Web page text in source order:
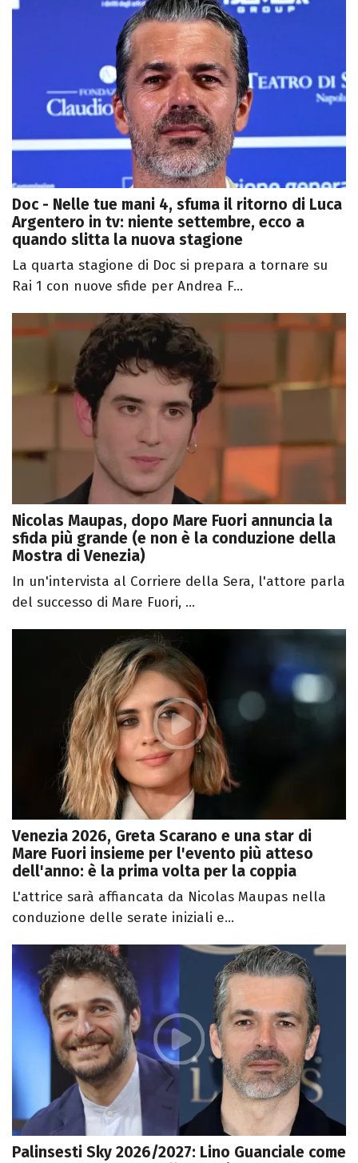
Doc - Nelle tue mani 4, sfuma il ritorno di Luca
Argentero in tv: niente settembre, ecco a
quando slitta la nuova stagione
La quarta stagione di Doc si prepara a tornare su
Rai 1 con nuove sfide per Andrea F...
Nicolas Maupas, dopo Mare Fuori annuncia la
sfida più grande (e non è la conduzione della
Mostra di Venezia)
In un'intervista al Corriere della Sera, l'attore parla
del successo di Mare Fuori, ...
Venezia 2026, Greta Scarano e una star di
Mare Fuori insieme per l'evento più atteso
dell'anno: è la prima volta per la coppia
L'attrice sarà affiancata da Nicolas Maupas nella
conduzione delle serate iniziali e...
Palinsesti Sky 2026/2027: Lino Guanciale come